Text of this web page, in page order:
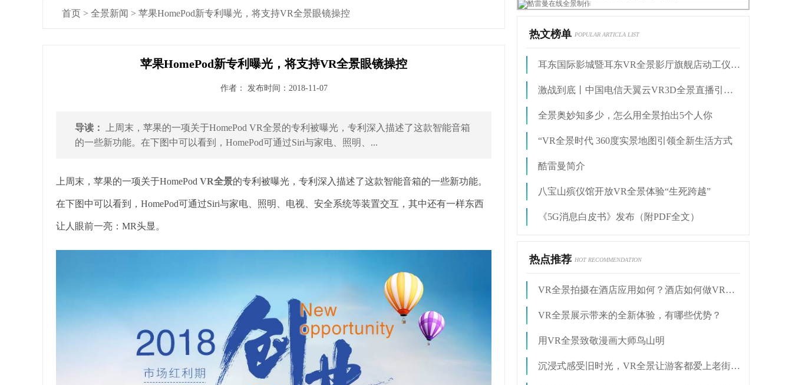
首页 > 全景新闻 > 苹果HomePod新专利曝光，将支持VR全景眼镜操控
苹果HomePod新专利曝光，将支持VR全景眼镜操控
作者： 发布时间：2018-11-07
导读：
上周末，苹果的一项关于HomePod VR全景的专利被曝光，专利深入描述了这款智能音箱
的一些新功能。在下图中可以看到，HomePod可通过Siri与家电、照明、...
上周末，苹果的一项关于HomePod VR全景的专利被曝光，专利深入描述了这款智能音箱的一些新功能。
在下图中可以看到，HomePod可通过Siri与家电、照明、电视、安全系统等装置交互，其中还有一样东西
让人眼前一亮：MR头显。
热文榜单 POPULAR ARTICLA LIST
耳东国际影城暨耳东VR全景影厅旗舰店动工仪式盛大举行
激战到底丨中国电信天翼云VR3D全景直播引燃拳击热火
全景奥妙知多少，怎么用全景拍出5个人你
“VR全景时代 360度实景地图引领全新生活方式
酷雷曼简介
八宝山殡仪馆开放VR全景体验“生死跨越”
《5G消息白皮书》发布（附PDF全文）
热点推荐 HOT RECOMMENDATION
VR全景拍摄在酒店应用如何？酒店如何做VR全景营销？
VR全景展示带来的全新体验，有哪些优势？
用VR全景致敬漫画大师鸟山明
沉浸式感受旧时光，VR全景让游客都爱上老街区打卡地